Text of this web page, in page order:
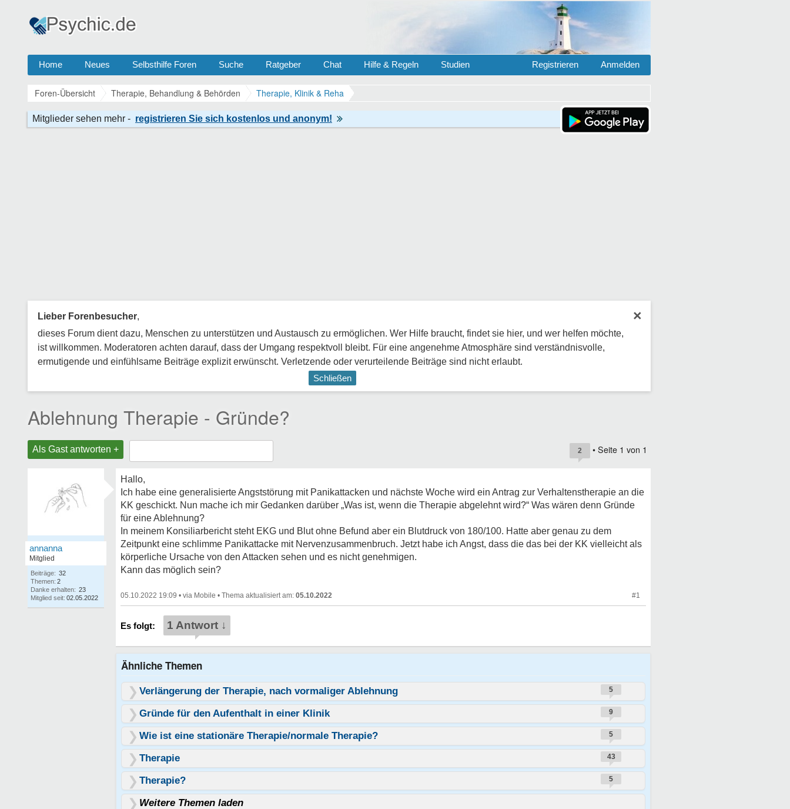
Home Neues Selbsthilfe Foren Suche Ratgeber Chat Hilfe & Regeln Studien Anmelden
Registrieren
Foren-Übersicht Therapie, Behandlung & Behörden Therapie, Klinik & Reha
×
Lieber Forenbesucher,
dieses Forum dient dazu, Menschen zu unterstützen und Austausch zu ermöglichen. Wer Hilfe braucht, findet sie hier, und wer helfen möchte,
ist willkommen. Moderatoren achten darauf, dass der Umgang respektvoll bleibt. Für eine angenehme Atmosphäre sind verständnisvolle,
ermutigende und einfühlsame Beiträge explizit erwünscht. Verletzende oder verurteilende Beiträge sind nicht erlaubt.
Schließen
Ablehnung Therapie - Gründe?
Als Gast antworten + 2 • Seite 1 von 1
annanna
Mitglied
Beiträge: 32
Themen: 2
Danke erhalten: 23
Mitglied seit: 02.05.2022
Hallo,
Ich habe eine generalisierte Angststörung mit Panikattacken und nächste Woche wird ein Antrag zur Verhaltenstherapie an die
KK geschickt. Nun mache ich mir Gedanken darüber „Was ist, wenn die Therapie abgelehnt wird?“ Was wären denn Gründe
für eine Ablehnung?
In meinem Konsiliarbericht steht EKG und Blut ohne Befund aber ein Blutdruck von 180/100. Hatte aber genau zu dem
Zeitpunkt eine schlimme Panikattacke mit Nervenzusammenbruch. Jetzt habe ich Angst, dass die das bei der KK vielleicht als
körperliche Ursache von den Attacken sehen und es nicht genehmigen.
Kann das möglich sein?
05.10.2022 19:09 • • 05.10.2022 #1
1 Antwort ↓
Ähnliche Themen
Verlängerung der Therapie, nach vormaliger Ablehnung 5
Gründe für den Aufenthalt in einer Klinik 9
Wie ist eine stationäre Therapie/normale Therapie? 5
Therapie 43
Therapie? 5
Weitere Themen laden